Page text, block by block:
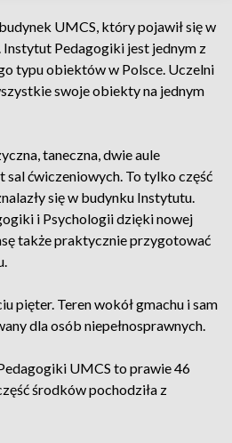
UMCS, który pojawił się w
Instytut Pedagogiki jest jednym z
typu obiektów w Polsce. Uczelni
swoje obiekty na jednym
taneczna, dwie aule
sal ćwiczeniowych. To tylko część
się w budynku Instytutu.
i Psychologii dzięki nowej
także praktycznie przygotować
pięter. Teren wokół gmachu i sam
dla osób niepełnosprawnych.
UMCS to prawie 46
środków pochodziła z